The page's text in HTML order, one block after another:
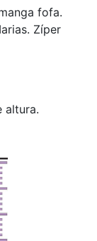
fofa.
Zíper
altura.